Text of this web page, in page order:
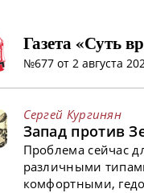
Газета «Суть
№677 от 2 августа
Сергей Кургинян
Запад против
Проблема сейчас
различными
комфортными,